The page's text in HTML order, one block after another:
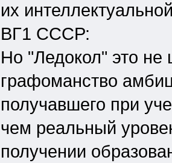
их
ВГ1 СССР:
Но "Ледокол" это
графоманство
получавшего при
чем реальный
получении